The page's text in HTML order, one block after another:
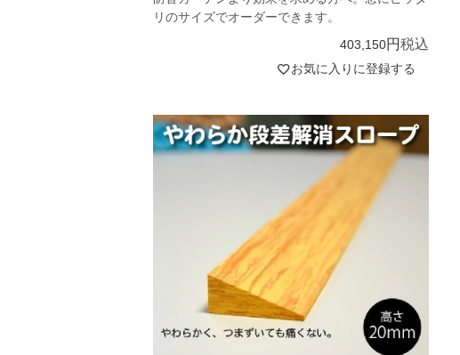
リのサイズでオーダーできます。
403,150 税込
お気に入りに登録する